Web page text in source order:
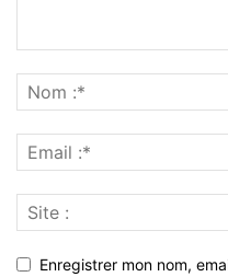
Enregistrer mon nom,